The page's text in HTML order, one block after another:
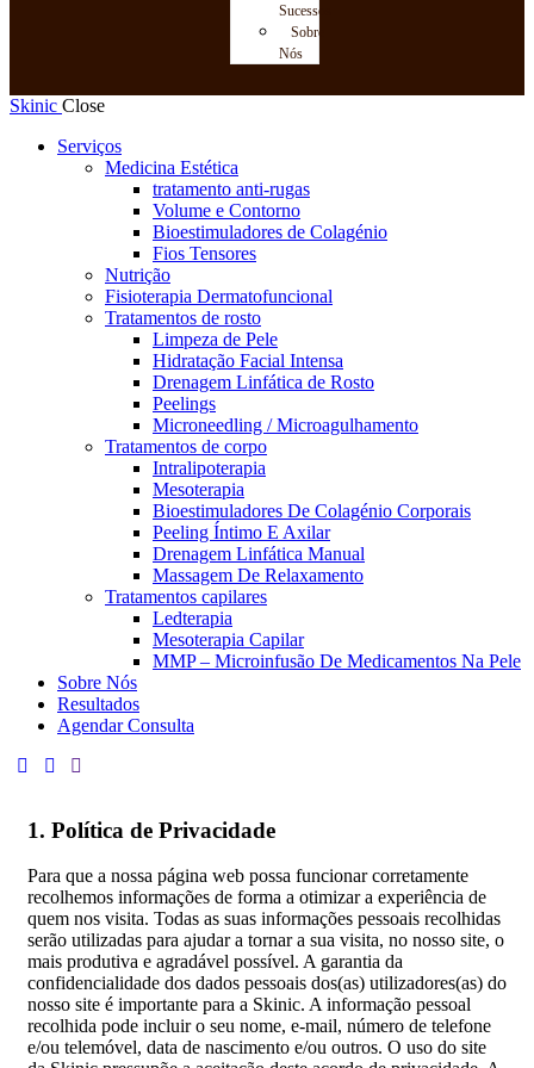
Sucessos
Sobre
Nós
Skinic Close
Serviços
Medicina Estética
tratamento anti-rugas
Volume e Contorno
Bioestimuladores de Colagénio
Fios Tensores
Nutrição
Fisioterapia Dermatofuncional
Tratamentos de rosto
Limpeza de Pele
Hidratação Facial Intensa
Drenagem Linfática de Rosto
Peelings
Microneedling / Microagulhamento
Tratamentos de corpo
Intralipoterapia
Mesoterapia
Bioestimuladores De Colagénio Corporais
Peeling Íntimo E Axilar
Drenagem Linfática Manual
Massagem De Relaxamento
Tratamentos capilares
Ledterapia
Mesoterapia Capilar
MMP – Microinfusão De Medicamentos Na Pele
Sobre Nós
Resultados
Agendar Consulta
1. Política de Privacidade
Para que a nossa página web possa funcionar corretamente
recolhemos informações de forma a otimizar a experiência de
quem nos visita. Todas as suas informações pessoais recolhidas
serão utilizadas para ajudar a tornar a sua visita, no nosso site, o
mais produtiva e agradável possível. A garantia da
confidencialidade dos dados pessoais dos(as) utilizadores(as) do
nosso site é importante para a Skinic. A informação pessoal
recolhida pode incluir o seu nome, e-mail, número de telefone
e/ou telemóvel, data de nascimento e/ou outros. O uso do site